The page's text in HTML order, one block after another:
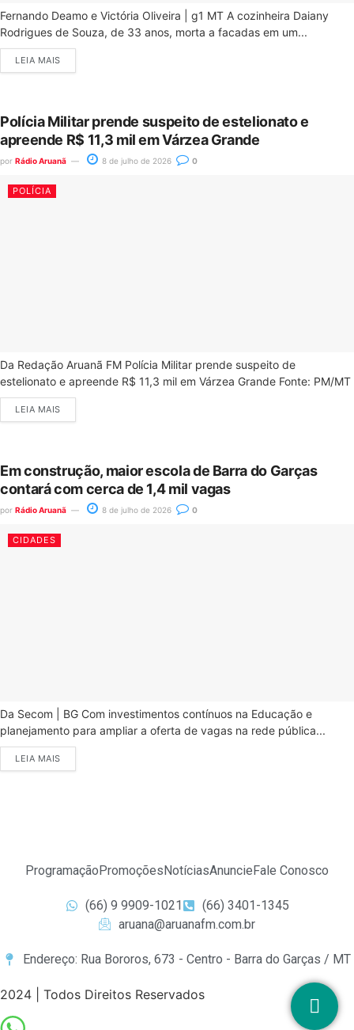
Fernando Deamo e Victória Oliveira | g1 MT A cozinheira Daiany
Rodrigues de Souza, de 33 anos, morta a facadas em um...
LEIA MAIS
Polícia Militar prende suspeito de estelionato e
apreende R$ 11,3 mil em Várzea Grande
por Rádio Aruanã 8 de julho de 2026 0
POLÍCIA
Da Redação Aruanã FM Polícia Militar prende suspeito de
estelionato e apreende R$ 11,3 mil em Várzea Grande Fonte: PM/MT
LEIA MAIS
Em construção, maior escola de Barra do Garças
contará com cerca de 1,4 mil vagas
por Rádio Aruanã 8 de julho de 2026 0
CIDADES
Da Secom | BG Com investimentos contínuos na Educação e
planejamento para ampliar a oferta de vagas na rede pública...
LEIA MAIS
Programação Promoções NotíciasAnuncie Fale Conosco
(66) 9 9909-1021
(66) 3401-1345
aruana@aruanafm.com.br
Endereço: Rua Bororos, 673 - Centro - Barra do Garças / MT
2024 | Todos Direitos Reservados